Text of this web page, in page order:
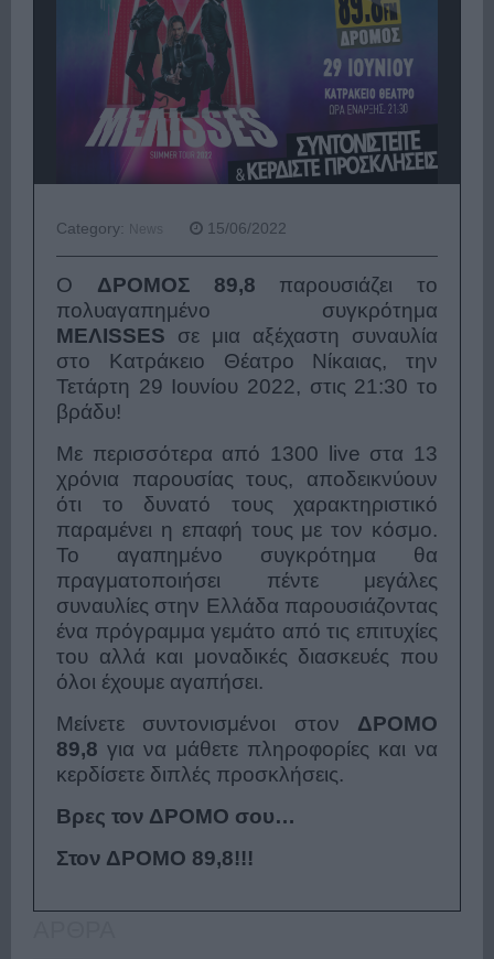
Category: News 15/06/2022
Ο ΔΡΟΜΟΣ 89,8 παρουσιάζει το
πολυαγαπημένο συγκρότημα
ΜΕΛΙSSES σε μια αξέχαστη συναυλία
στο Κατράκειο Θέατρο Νίκαιας, την
Τετάρτη 29 Ιουνίου 2022, στις 21:30 το
βράδυ!
Με περισσότερα από 1300 live στα 13
χρόνια παρουσίας τους, αποδεικνύουν
ότι το δυνατό τους χαρακτηριστικό
παραμένει η επαφή τους με τον κόσμο.
Το αγαπημένο συγκρότημα θα
πραγματοποιήσει πέντε μεγάλες
συναυλίες στην Ελλάδα παρουσιάζοντας
ένα πρόγραμμα γεμάτο από τις επιτυχίες
του αλλά και μοναδικές διασκευές που
όλοι έχουμε αγαπήσει.
Μείνετε συντονισμένοι στον ΔΡΟΜΟ
89,8 για να μάθετε πληροφορίες και να
κερδίσετε διπλές προσκλήσεις.
Βρες τον ΔΡΟΜΟ σου…
Στον ΔΡΟΜΟ 89,8!!!